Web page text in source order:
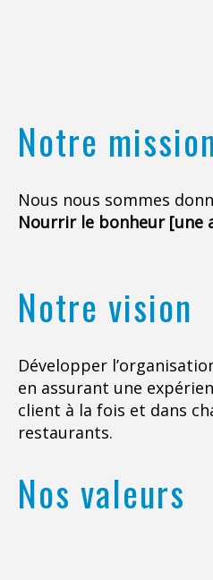
Notre
Nous nous sommes
Nourrir le bonheur [une
Notre vision
Développer
en assurant une
client à la fois et dans
restaurants.
Nos valeurs